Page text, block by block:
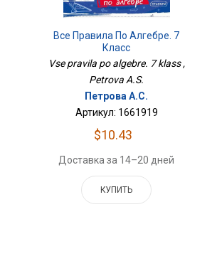
Все Правила По Алгебре. 7
Класс
Vse pravila po algebre. 7 klass ,
Petrova A.S.
Петрова А.С.
Артикул: 1661919
$10.43
Доставка за 14–20 дней
КУПИТЬ